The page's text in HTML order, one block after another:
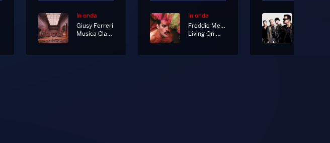
In onda
Giusy Ferreri
Musica Classica
In onda
Freddie Mercury
Living On My Own [Radio Mix]